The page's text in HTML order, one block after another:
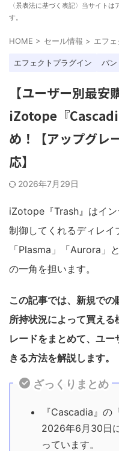
〈景表法に基づく表記〉当サイト
す。
HOME > セール情報 > エフ
エフェクトプラグイン バン
【ユーザー別最安
iZotope『
め！【アップグレ
応】
2026年7月29日
iZotope『Trash』はイ
制御してくれるディレ
「Plasma」「Aurora」
の一角を担います。
この記事では、新規で
所持状況によって買え
レードをまとめて、ユ
きる方法を解説します。
ざっくりまとめ
『Cascadia』
2026年6月30日
っています。